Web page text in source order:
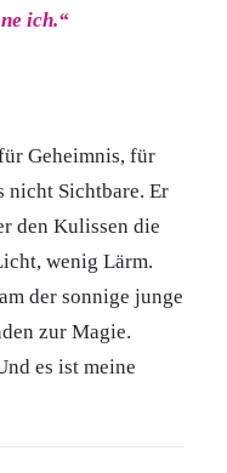
ich.“
Geheimnis, für
nicht Sichtbare. Er
den Kulissen die
wenig Lärm.
der sonnige junge
zur Magie.
es ist meine